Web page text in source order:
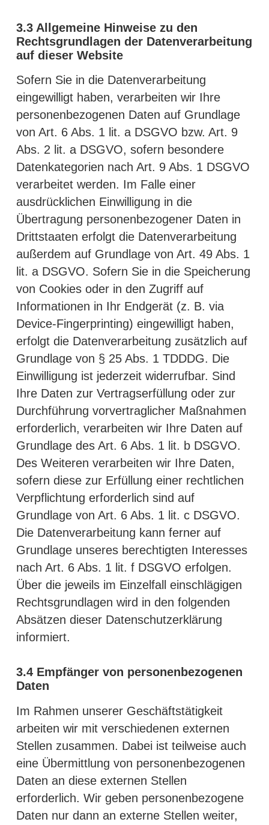
3.3 Allgemeine Hinweise zu den
Rechtsgrundlagen der Datenverarbeitung
auf dieser Website
Sofern Sie in die Datenverarbeitung
eingewilligt haben, verarbeiten wir Ihre
personenbezogenen Daten auf Grundlage
von Art. 6 Abs. 1 lit. a DSGVO bzw. Art. 9
Abs. 2 lit. a DSGVO, sofern besondere
Datenkategorien nach Art. 9 Abs. 1 DSGVO
verarbeitet werden. Im Falle einer
ausdrücklichen Einwilligung in die
Übertragung personenbezogener Daten in
Drittstaaten erfolgt die Datenverarbeitung
außerdem auf Grundlage von Art. 49 Abs. 1
lit. a DSGVO. Sofern Sie in die Speicherung
von Cookies oder in den Zugriff auf
Informationen in Ihr Endgerät (z. B. via
Device-Fingerprinting) eingewilligt haben,
erfolgt die Datenverarbeitung zusätzlich auf
Grundlage von § 25 Abs. 1 TDDDG. Die
Einwilligung ist jederzeit widerrufbar. Sind
Ihre Daten zur Vertragserfüllung oder zur
Durchführung vorvertraglicher Maßnahmen
erforderlich, verarbeiten wir Ihre Daten auf
Grundlage des Art. 6 Abs. 1 lit. b DSGVO.
Des Weiteren verarbeiten wir Ihre Daten,
sofern diese zur Erfüllung einer rechtlichen
Verpflichtung erforderlich sind auf
Grundlage von Art. 6 Abs. 1 lit. c DSGVO.
Die Datenverarbeitung kann ferner auf
Grundlage unseres berechtigten Interesses
nach Art. 6 Abs. 1 lit. f DSGVO erfolgen.
Über die jeweils im Einzelfall einschlägigen
Rechtsgrundlagen wird in den folgenden
Absätzen dieser Datenschutzerklärung
informiert.
3.4 Empfänger von personenbezogenen
Daten
Im Rahmen unserer Geschäftstätigkeit
arbeiten wir mit verschiedenen externen
Stellen zusammen. Dabei ist teilweise auch
eine Übermittlung von personenbezogenen
Daten an diese externen Stellen
erforderlich. Wir geben personenbezogene
Daten nur dann an externe Stellen weiter,